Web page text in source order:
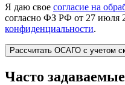
на
обработку
моих
данных.
Я даю свое согласие на
согласно ФЗ РФ от 27 июля
конфиденциальности.
Часто